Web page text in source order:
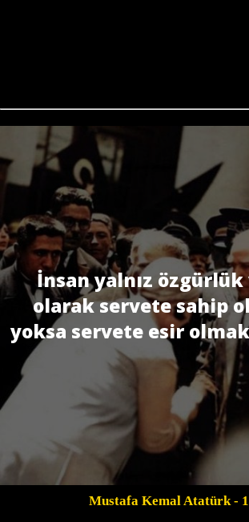
İnsan yalnız özgürlük
olarak servete sahip
yoksa servete esir
Mustafa Kemal Atatürk-